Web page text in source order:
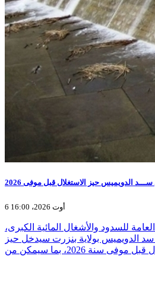
الدويميس حيز الاستغلال قبل موفى 2026
6 أوت 2026، 16:00
للسدود والأشغال المائية الكبرى،
الدويميس بولاية بنزرت سيدخل حيز